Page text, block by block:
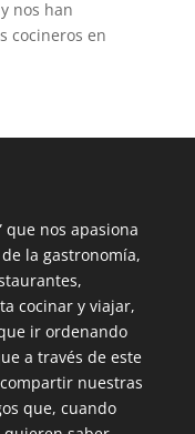
nos han
cocineros en
que nos apasiona
la gastronomía,
cocinar y viajar,
ir ordenando
a través de este
nuestras
que, cuando